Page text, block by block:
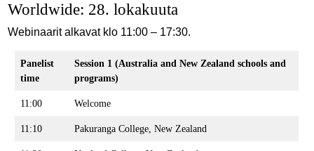
Worldwide: 28. lokakuuta
Webinaarit alkavat klo 11:00 – 17:30.
Panelist
time
Session 1 (Australia and New Zealand schools and
programs)
11:00 Welcome
11:10 Pakuranga College, New Zealand